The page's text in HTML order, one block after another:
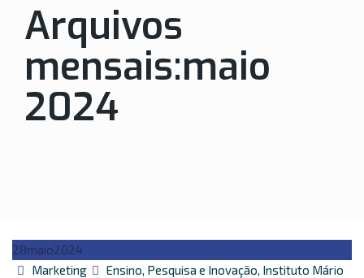
Arquivos
mensais:maio
2024
28maio2024
Autor
Marketing Categorias
Ensino, Pesquisa e Inovação, Instituto Mário